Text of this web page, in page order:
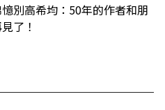
別高希均：50年的作者和朋
了！